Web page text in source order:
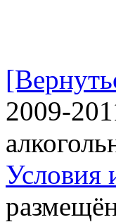
2009-
Условия